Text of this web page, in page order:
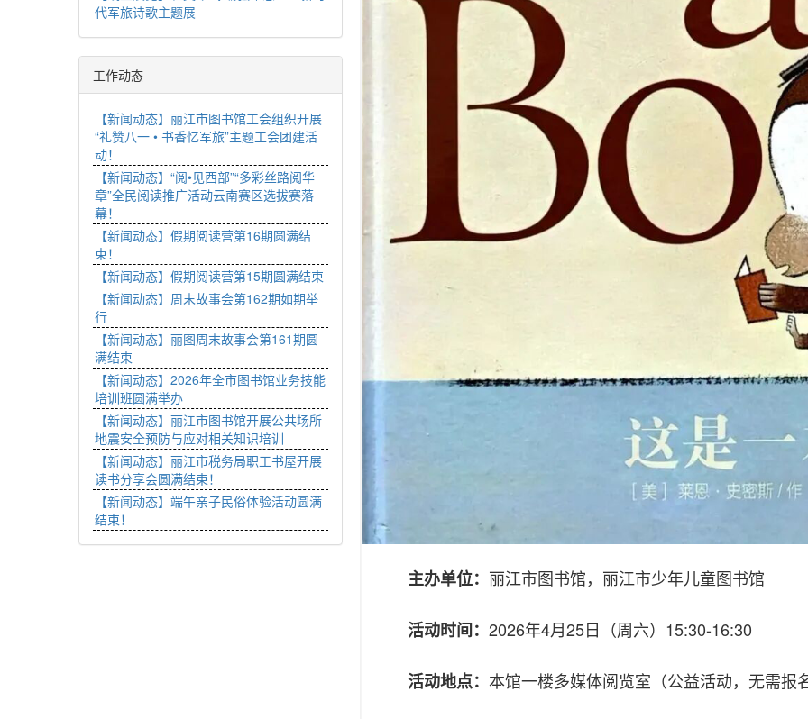
代军旅诗歌主题展
工作动态
【新闻动态】丽江市图书馆工会组织开展
“礼赞八一 • 书香忆军旅”主题工会团建活
动！
【新闻动态】“阅•见西部”“多彩丝路阅华
章”全民阅读推广活动云南赛区选拔赛落
幕！
【新闻动态】假期阅读营第16期圆满结
束！
【新闻动态】假期阅读营第15期圆满结束
【新闻动态】周末故事会第162期如期举
行
【新闻动态】丽图周末故事会第161期圆
满结束
【新闻动态】2026年全市图书馆业务技能
培训班圆满举办
【新闻动态】丽江市图书馆开展公共场所
地震安全预防与应对相关知识培训
【新闻动态】丽江市税务局职工书屋开展
读书分享会圆满结束！
【新闻动态】端午亲子民俗体验活动圆满
结束！
主办单位： 丽江市图书馆，丽江市少年儿童图书馆
活动时间： 2026年4月25日（周六）15:30-16:30
活动地点： 本馆一楼多媒体阅览室（公益活动，无需报